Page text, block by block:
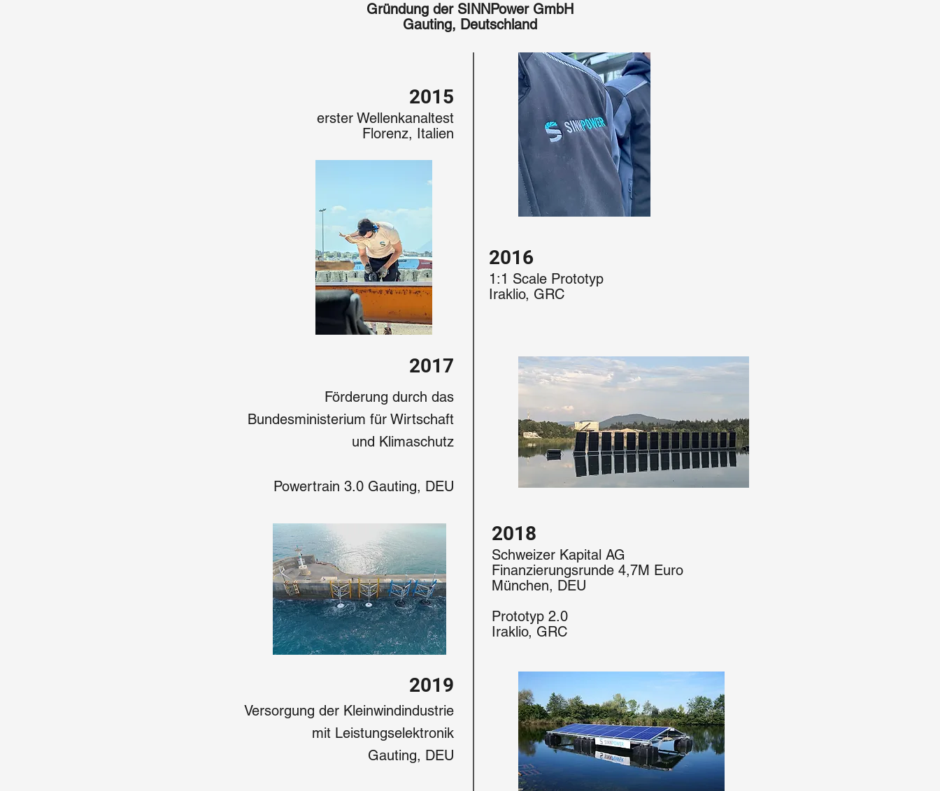
Gründung der SINNPower GmbH
Gauting, Deutschland
2015
erster Wellenkanaltest
Florenz, Italien
2017
Förderung durch das
Bundesministerium für Wirtschaft
und Klimaschutz
Powertrain 3.0 Gauting, DEU
2019
Versorgung der Kleinwindindustrie
mit Leistungselektronik
Gauting, DEU
2016
1:1 Scale Prototyp
Iraklio, GRC
2018
Schweizer Kapital AG
Finanzierungsrunde 4,7M Euro
München, DEU
Prototyp 2.0
Iraklio, GRC